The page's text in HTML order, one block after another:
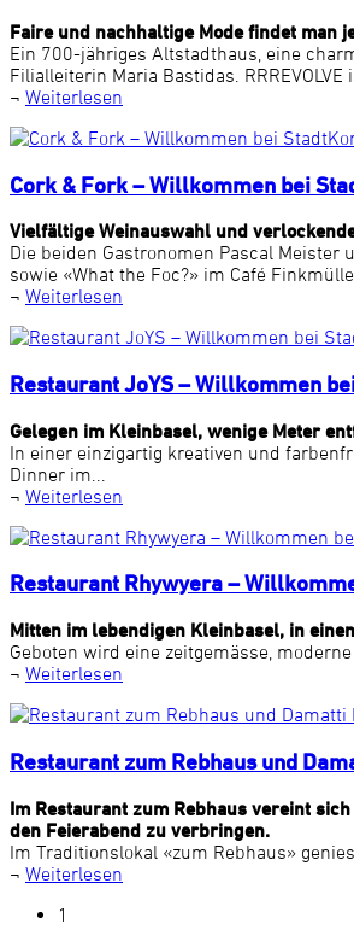
Faire und nachhaltige Mode findet man
Ein 700-jähriges Altstadthaus, eine
Filialleiterin Maria Bastidas.
¬ Weiterlesen
Cork & Fork – Willkommen bei
Vielfältige Weinauswahl und
Die beiden Gastronomen Pascal Meister
sowie «What the Foc?» im Café
¬ Weiterlesen
Restaurant JoYS – Willkommen
Gelegen im Kleinbasel, wenige Meter
In einer einzigartig kreativen und
Dinner im...
¬ Weiterlesen
Restaurant Rhywyera –
Mitten im lebendigen Kleinbasel, in
Geboten wird eine zeitgemässe,
¬ Weiterlesen
Restaurant zum Rebhaus und
Im Restaurant zum Rebhaus vereint
den Feierabend zu verbringen.
Im Traditionslokal «zum Rebhaus»
¬ Weiterlesen
1